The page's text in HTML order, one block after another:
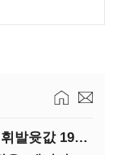
전국 기름값 12주 연속 하락…서울 휘발윳값 1909원